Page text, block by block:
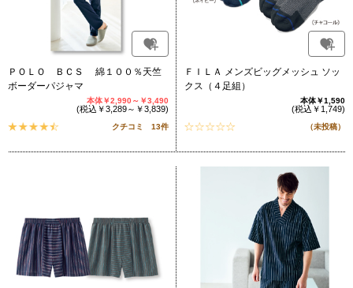
ＰＯＬＯ ＢＣＳ 綿１００％天竺
ボーダーパジャマ
本体￥2,990～￥3,490
(税込￥3,289～￥3,839)
クチコミ 13件
ＦＩＬＡ メンズビッグメッシュ ソッ
クス（４足組）
本体￥1,590
(税込￥1,749)
（未投稿）